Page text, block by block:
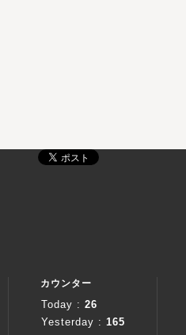
カウンター
Today : 26
Yesterday : 165